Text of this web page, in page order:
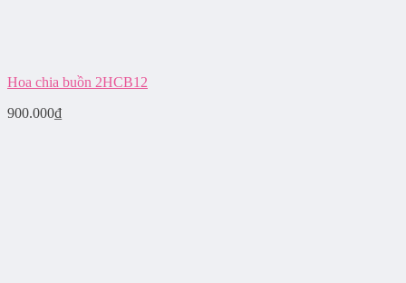
Hoa chia buồn 2HCB12
900.000₫